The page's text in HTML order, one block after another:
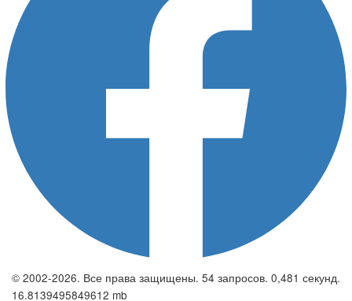
© 2002-2026. Все права защищены. 54 запросов. 0,481 секунд.
16.8139495849612 mb